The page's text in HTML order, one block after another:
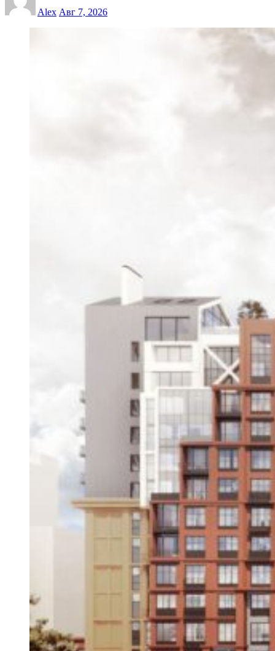
Alex Авг 7, 2026